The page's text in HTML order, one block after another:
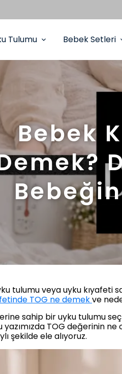
Tulumu Bebek Setleri
Bebek
tulumu veya uyku kıyafeti
TOG ne demekve
sahip bir uyku tulumu
yazımızda TOG değerinin
şekilde ele alıyoruz.